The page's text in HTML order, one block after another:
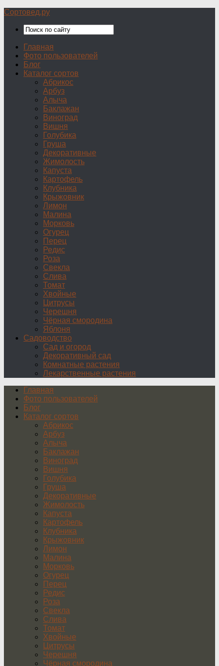
Сортовед.ру
Главная
Фото пользователей
Блог
Каталог сортов
Абрикос
Арбуз
Алыча
Баклажан
Виноград
Вишня
Голубика
Груша
Декоративные
Жимолость
Капуста
Картофель
Клубника
Крыжовник
Лимон
Малина
Морковь
Огурец
Перец
Редис
Роза
Свекла
Слива
Томат
Хвойные
Цитрусы
Черешня
Чёрная смородина
Яблоня
Садоводство
Сад и огород
Декоративный сад
Комнатные растения
Лекарственные растения
Главная
Фото пользователей
Блог
Каталог сортов
Абрикос
Арбуз
Алыча
Баклажан
Виноград
Вишня
Голубика
Груша
Декоративные
Жимолость
Капуста
Картофель
Клубника
Крыжовник
Лимон
Малина
Морковь
Огурец
Перец
Редис
Роза
Свекла
Слива
Томат
Хвойные
Цитрусы
Черешня
Чёрная смородина